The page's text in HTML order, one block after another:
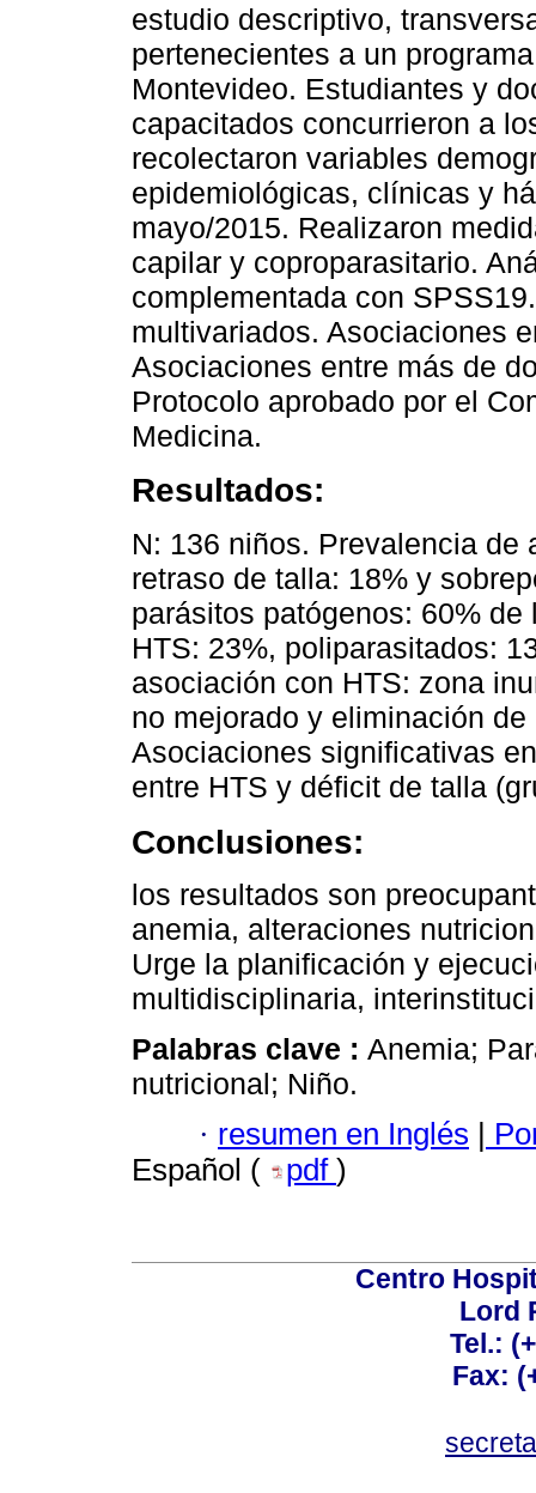
estudio descriptivo,
pertenecientes a un
Montevideo. Estudiantes y
capacitados concurrieron a
recolectaron variables
epidemiológicas, clínicas y
mayo/2015. Realizaron
capilar y coproparasitario.
complementada con
multivariados. Asociaciones
Asociaciones entre más de
Protocolo aprobado por el
Medicina.
Resultados:
N: 136 niños. Prevalencia de
retraso de talla: 18% y
parásitos patógenos: 60%
HTS: 23%, poliparasitados:
asociación con HTS: zona
no mejorado y eliminación
Asociaciones significativas
entre HTS y déficit de talla
Conclusiones:
los resultados son
anemia, alteraciones
Urge la planificación y
multidisciplinaria,
Palabras clave : Anemia;
nutricional; Niño.
· resumen en Inglés
Español (
pdf )
Centro
Lord
Tel.:
Fax: